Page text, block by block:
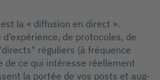
la « diffusion en direct ».
de protocoles, de
réguliers (à fréquence
de ce qui intéresse réellement
la portée de vos posts et aug-